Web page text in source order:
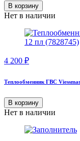
В корзину
Нет в наличии
4 200 ₽
Теплообменник ГВС
В корзину
Нет в наличии